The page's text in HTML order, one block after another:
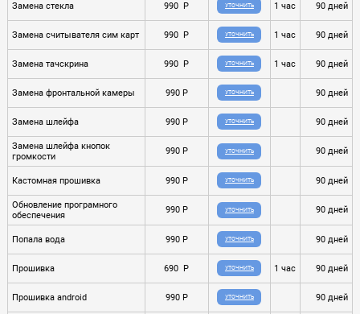
Замена стекла 990 P УТОЧНИТЬ 1 час 90 дней
Замена считывателя сим карт 990 P УТОЧНИТЬ 1 час 90 дней
Замена тачскрина 990 P УТОЧНИТЬ 1 час 90 дней
Замена фронтальной камеры 990 P УТОЧНИТЬ 90 дней
Замена шлейфа 990 P УТОЧНИТЬ 90 дней
Замена шлейфа кнопок
громкости
990 P УТОЧНИТЬ 90 дней
Кастомная прошивка 990 P УТОЧНИТЬ 90 дней
Обновление програмного
обеспечения
990 P УТОЧНИТЬ 90 дней
Попала вода 990 P УТОЧНИТЬ 90 дней
Прошивка 690 P УТОЧНИТЬ 1 час 90 дней
Прошивка android 990 P УТОЧНИТЬ 90 дней